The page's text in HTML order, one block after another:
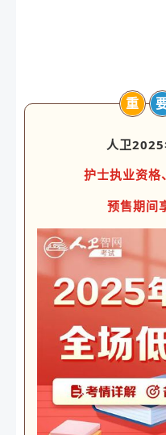
重
人卫2025
护士执业资格
预售期间